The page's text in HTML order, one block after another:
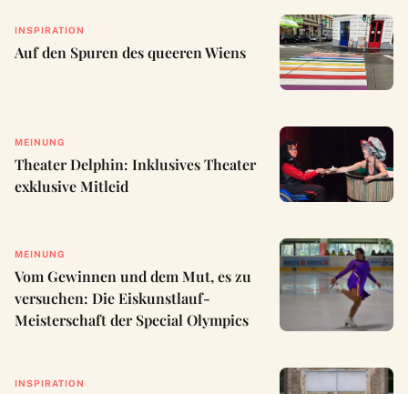
INSPIRATION
Auf den Spuren des queeren Wiens
MEINUNG
Theater Delphin: Inklusives Theater
exklusive Mitleid
MEINUNG
Vom Gewinnen und dem Mut, es zu
versuchen: Die Eiskunstlauf-
Meisterschaft der Special Olympics
INSPIRATION